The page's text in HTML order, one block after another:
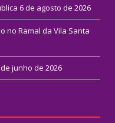
6 de agosto de 2026
no Ramal da Vila Santa
de junho de 2026